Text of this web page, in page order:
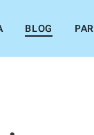
BLOG